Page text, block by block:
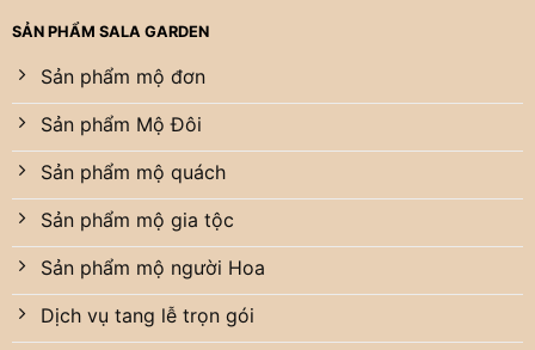
SẢN PHẨM SALA GARDEN
Sản phẩm mộ đơn
Sản phẩm Mộ Đôi
Sản phẩm mộ quách
Sản phẩm mộ gia tộc
Sản phẩm mộ người Hoa
Dịch vụ tang lễ trọn gói